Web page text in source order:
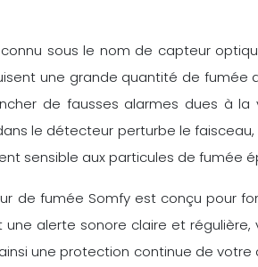
sous le nom de capteur
une grande quantité de fumée
de fausses alarmes dues à
le détecteur perturbe le
sensible aux particules de fumée
de fumée Somfy est conçu pour
alerte sonore claire et
une protection continue de votre